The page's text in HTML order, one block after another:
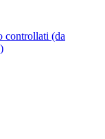
controllati (da